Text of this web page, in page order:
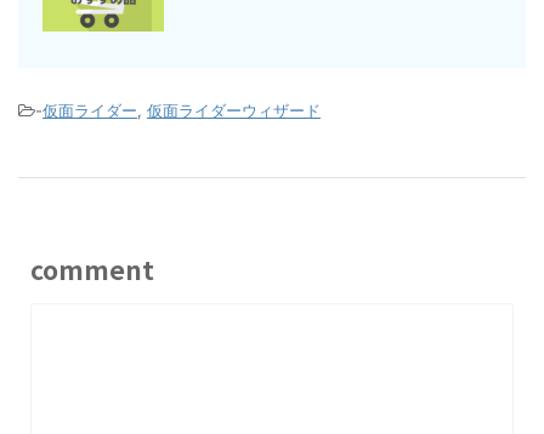
-仮面ライダー, 仮面ライダーウィザード
comment